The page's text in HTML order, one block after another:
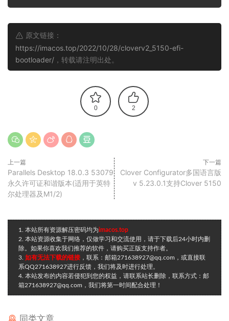
原文链接：
https://imacos.top/2022/10/28/cloverv2_5150-efi-
bootloader/ ，转载请注明出处。
0 2
上一篇
Parallels Desktop 18.0.3 53079
永久许可证和谐版本(适用于英特
尔处理器及M1/2)
下一篇
Clover Configurator多国语言版
v 5.23.0.1支持Clover 5150
1. 本站所有资源解压密码均为imacos.top
2. 本站资源收集于网络，仅做学习和交流使用，请于下载后24小时内删
除。如果你喜欢我们推荐的软件，请购买正版支持作者。
3. 如有无法下载的链接 ，联系：邮箱271638927@qq.com，或直接联
系QQ271638927进行反馈，我们将及时进行处理。
4. 本站发布的内容若侵犯到您的权益，请联系站长删除，联系方式：邮
箱271638927@qq.com，我们将第一时间配合处理！
同类文章